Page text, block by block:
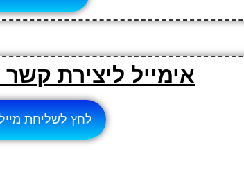
אימייל ליצירת
לחץ לשליחת